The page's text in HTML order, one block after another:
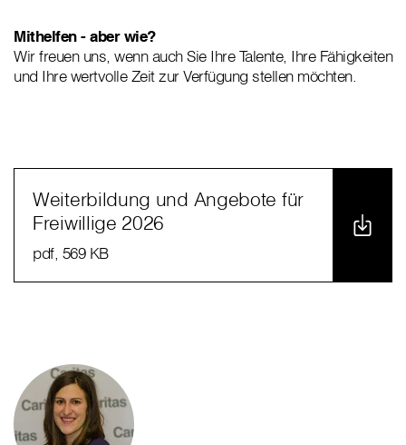
Mithelfen - aber wie?
Wir freuen uns, wenn auch Sie Ihre Talente, Ihre Fähigkeiten
und Ihre wertvolle Zeit zur Verfügung stellen möchten.
Weiterbildung und Angebote für
Freiwillige 2026
pdf, 569 KB